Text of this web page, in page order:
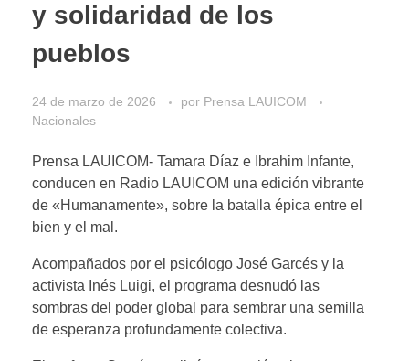
y solidaridad de los
pueblos
24 de marzo de 2026 por Prensa LAUICOM
Nacionales
Prensa LAUICOM- Tamara Díaz e Ibrahim Infante,
conducen en Radio LAUICOM una edición vibrante
de «Humanamente», sobre la batalla épica entre el
bien y el mal.
Acompañados por el psicólogo José Garcés y la
activista Inés Luigi, el programa desnudó las
sombras del poder global para sembrar una semilla
de esperanza profundamente colectiva.